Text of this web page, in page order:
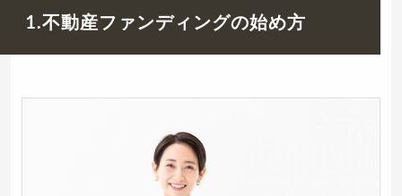
1.不動産ファンディングの始め方